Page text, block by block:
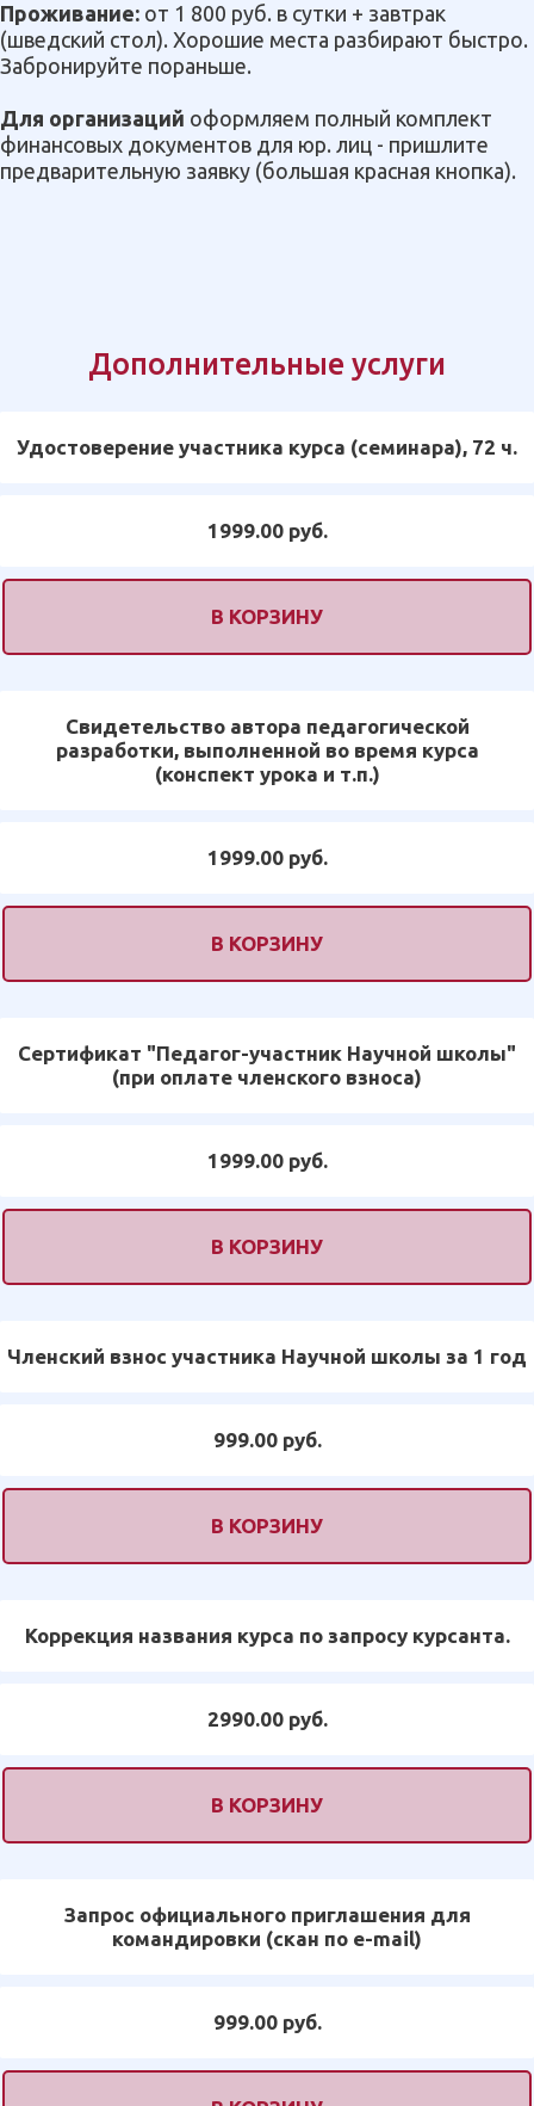
Проживание: от 1 800 руб. в сутки + завтрак
(шведский стол). Хорошие места разбирают быстро.
Забронируйте пораньше.
Для организаций оформляем полный комплект
финансовых документов для юр. лиц - пришлите
предварительную заявку (большая красная кнопка).
Дополнительные услуги
Удостоверение участника курса (семинара), 72 ч.
1999.00 руб.
В КОРЗИНУ
Свидетельство автора педагогической
разработки, выполненной во время курса
(конспект урока и т.п.)
1999.00 руб.
В КОРЗИНУ
Сертификат "Педагог-участник Научной школы"
(при оплате членского взноса)
1999.00 руб.
В КОРЗИНУ
Членский взнос участника Научной школы за 1 год
999.00 руб.
В КОРЗИНУ
Коррекция названия курса по запросу курсанта.
2990.00 руб.
В КОРЗИНУ
Запрос официального приглашения для
командировки (скан по e-mail)
999.00 руб.